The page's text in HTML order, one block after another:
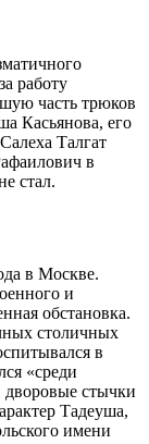
работу
часть трюков
Касьянова, его
Талгат
в
стал.
в Москве.
и
обстановка.
столичных
в
«среди
стычки
Тадеуша,
имени